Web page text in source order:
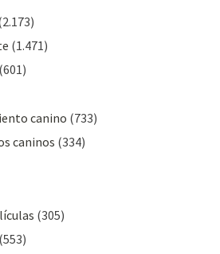
(1.471)
(601)
canino (733)
caninos (334)
(305)
(553)